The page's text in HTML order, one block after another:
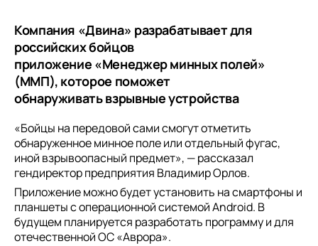
Компания «Двина» разрабатывает для
российских бойцов
приложение «Менеджер минных полей»
(ММП), которое поможет
обнаруживать взрывные устройства
«Бойцы на передовой сами смогут отметить
обнаруженное минное поле или отдельный фугас,
иной взрывоопасный предмет», — рассказал
гендиректор предприятия Владимир Орлов.
Приложение можно будет установить на смартфоны и
планшеты с операционной системой Android. В
будущем планируется разработать программу и для
отечественной ОС «Аврора».